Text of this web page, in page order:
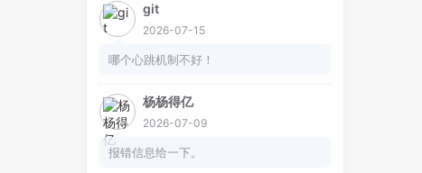
git
2026-07-15
哪个心跳机制不好！
杨杨得亿
2026-07-09
报错信息给一下。